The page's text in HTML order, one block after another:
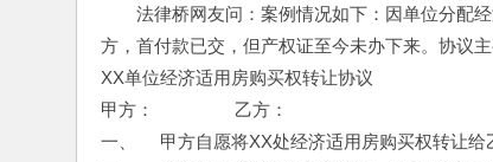
法律桥网友问：案例情况如下：因单位分配
方，首付款已交，但产权证至今未办下来。协议主
XX单位经济适用房购买权转让协议
甲方：                 乙方：
一、     甲方自愿将XX处经济适用房购买权转让给